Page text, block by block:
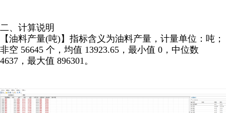
二、计算说明
【油料产量(吨)】指标含义为油料产量，计量单位：吨；
非空 56645 个，均值 13923.65，最小值 0，中位数
4637，最大值 896301。